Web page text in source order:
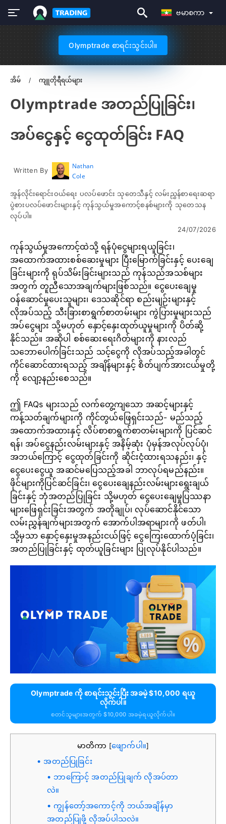
ဗမာစကာ
Olymptrade စာရင်းသွင်းပါ။
အိမ် ကျူတိုရီရယ်များ
Olymptrade အတည်ပြုခြင်း၊
အပ်ငွေနှင့် ငွေထုတ်ခြင်း FAQ
Written By
Nathan
Cole
အွန်လိုင်းရောင်းဝယ်ရေး ပလပ်ဖောင်း သုတေသီနှင့် လမ်းညွှန်စာရေးဆရာ
ပွဲစားပလပ်ဖောင်းများနှင့် ကုန်သွယ်မှုအကောင့်စနစ်များကို သုတေသန
လုပ်ပါ။
24/07/2026
ကုန်သွယ်မှုအကောင့်ထဲသို့ ရန်ပုံငွေများရယူခြင်း၊
အထောက်အထားစစ်ဆေးမှုများ ပြီးမြောက်ခြင်းနှင့် ပေးချေ
ခြင်းများကို ရုပ်သိမ်းခြင်းများသည် ကုန်သည်အသစ်များ
အတွက် တူညီသောအချက်များဖြစ်သည်။ ငွေပေးချေမှု
ဝန်ဆောင်မှုပေးသူများ၊ ဒေသဆိုင်ရာ စည်းမျဉ်းများနှင့်
လိုအပ်သည့် သီးခြားစာရွက်စာတမ်းများ ကွဲပြားမှုများသည်
အပ်ငွေများ သို့မဟုတ် နှောင့်နှေးထုတ်ယူမှုများကို ပိတ်ဆို့
နိုင်သည်။ အဆိုပါ စစ်ဆေးရေးဂိတ်များကို နားလည်
သဘောပေါက်ခြင်းသည် သင့်ငွေကို လိုအပ်သည့်အခါတွင်
ကိုင်ဆောင်ထားရသည့် အချိန်များနှင့် စိတ်ပျက်အားငယ်မှုတို့
ကို လျော့နည်းစေသည်။
ဤ FAQs များသည် လက်တွေ့ကျသော အဆင့်များနှင့်
ကန့်သတ်ချက်များကို ကိုင်တွယ်ဖြေရှင်းသည်- မည်သည့်
အထောက်အထားနှင့် လိပ်စာစာရွက်စာတမ်းများကို ပြင်ဆင်
ရန်၊ အပ်ငွေနည်းလမ်းများနှင့် အနိမ့်ဆုံး ပုံမှန်အလုပ်လုပ်ပုံ၊
အဘယ်ကြောင့် ငွေထုတ်ခြင်းကို ဆိုင်းငံ့ထားရသနည်း၊ နှင့်
ငွေပေးငွေယူ အဆင်မပြေသည့်အခါ ဘာလုပ်ရမည်နည်း။
ဖိုင်များကိုပြင်ဆင်ခြင်း၊ ငွေပေးချေနည်းလမ်းများရွေးချယ်
ခြင်းနှင့် ဘုံအတည်ပြုခြင်း သို့မဟုတ် ငွေပေးချေမှုပြဿနာ
များဖြေရှင်းခြင်းအတွက် အတိုချုပ်၊ လုပ်ဆောင်နိုင်သော
လမ်းညွှန်ချက်များအတွက် အောက်ပါအရာများကို ဖတ်ပါ၊
သို့မှသာ နှောင့်နှေးမှုအနည်းငယ်ဖြင့် ငွေကြေးထောက်ပံ့ခြင်း၊
အတည်ပြုခြင်းနှင့် ထုတ်ယူခြင်းများ ပြုလုပ်နိုင်ပါသည်။
Olymptrade ကို စာရင်းသွင်းပြီး အခမဲ့ $10,000 ရယူ
လိုက်ပါ။
စတင်သူများအတွက် $10,000 အခမဲ့ရယူလိုက်ပါ။
မာတိကာ [ဖျောက်ပါ။]
အတည်ပြုခြင်း
ဘာကြောင့် အတည်ပြုချက် လိုအပ်တာ
လဲ။
ကျွန်တော့်အကောင့်ကို ဘယ်အချိန်မှာ
အတည်ပြုဖို့ လိုအပ်ပါသလဲ။